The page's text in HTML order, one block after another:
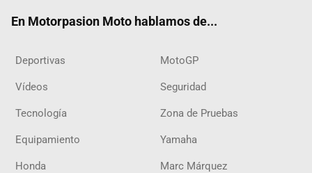
En Motorpasion Moto hablamos de...
Deportivas MotoGP
Vídeos Seguridad
Tecnología Zona de Pruebas
Equipamiento Yamaha
Honda Marc Márquez